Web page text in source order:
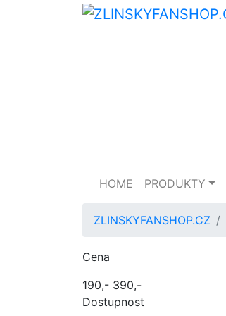
HOME PRODUKTY
ZLINSKYFANSHOP.CZ
Cena
190,- 390,-
Dostupnost